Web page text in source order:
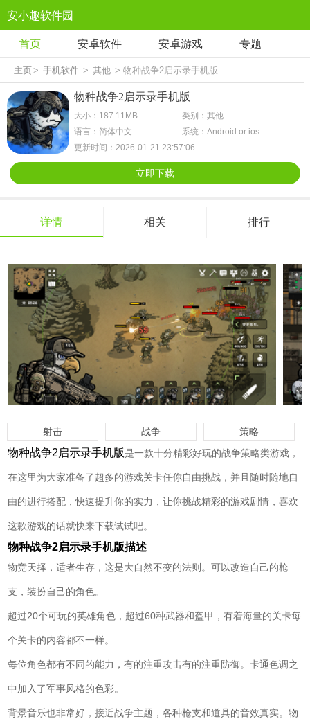
安小趣软件园
首页 安卓软件 安卓游戏 专题
主页> 手机软件 > 其他 > 物种战争2启示录手机版
物种战争2启示录手机版
大小：187.11MB
类别：其他
语言：简体中文
系统：Android or ios
更新时间：2026-01-21 23:57:06
立即下载
详情 相关 排行
射击 战争 策略
物种战争2启示录手机版是一款十分精彩好玩的战争策略类游戏，
在这里为大家准备了超多的游戏关卡任你自由挑战，并且随时随地自
由的进行搭配，快速提升你的实力，让你挑战精彩的游戏剧情，喜欢
这款游戏的话就快来下载试试吧。
物种战争2启示录手机版描述
物竞天择，适者生存，这是大自然不变的法则。可以改造自己的枪
支，装扮自己的角色。
超过20个可玩的英雄角色，超过60种武器和盔甲，有着海量的关卡每
个关卡的内容都不一样。
每位角色都有不同的能力，有的注重攻击有的注重防御。卡通色调之
中加入了军事风格的色彩。
背景音乐也非常好，接近战争主题，各种枪支和道具的音效真实。物